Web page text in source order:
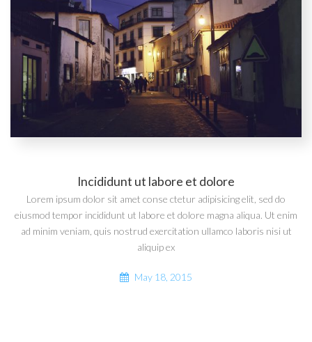
Incididunt ut labore et dolore
Lorem ipsum dolor sit amet conse ctetur adipisicing elit, sed do
eiusmod tempor incididunt ut labore et dolore magna aliqua. Ut enim
ad minim veniam, quis nostrud exercitation ullamco laboris nisi ut
aliquip ex
May 18, 2015